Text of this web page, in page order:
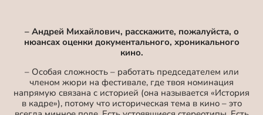
– Андрей Михайлович, расскажите, пожалуйста, о
нюансах оценки документального, хроникального
кино.
– Особая сложность – работать председателем или
членом жюри на фестивале, где твоя номинация
напрямую связана с историей (она называется «История
в кадре»), потому что историческая тема в кино – это